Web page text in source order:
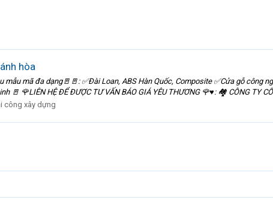
hòa
mã đa dạng🚪🚪: ✅Đài Loan, ABS Hàn Quốc, Composite ✅Cửa gỗ công
🌹LIÊN HỆ ĐỂ ĐƯỢC TƯ VẤN BÁO GIÁ YÊU THƯƠNG 🌹♥️: 🏘 CÔNG TY
công xây dựng